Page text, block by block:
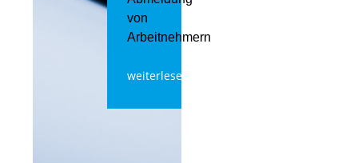
von
Arbeitnehmern
weiterlesen